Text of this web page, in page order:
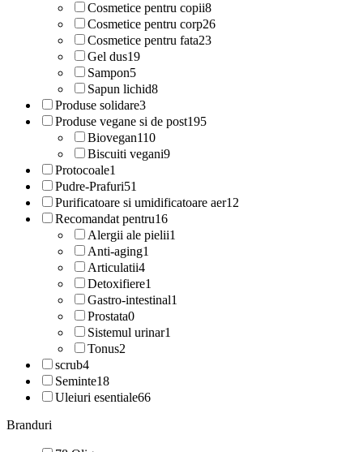
Cosmetice pentru copii8
Cosmetice pentru corp26
Cosmetice pentru fata23
Gel dus19
Sampon5
Sapun lichid8
Produse solidare3
Produse vegane si de post195
Biovegan110
Biscuiti vegani9
Protocoale1
Pudre-Prafuri51
Purificatoare si umidificatoare aer12
Recomandat pentru16
Alergii ale pielii1
Anti-aging1
Articulatii4
Detoxifiere1
Gastro-intestinal1
Prostata0
Sistemul urinar1
Tonus2
scrub4
Seminte18
Uleiuri esentiale66
Branduri